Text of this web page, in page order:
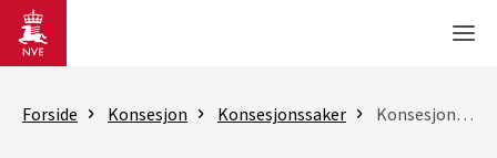
Gå til hovedinnhold
Forside Konsesjon Konsesjonssaker Konsesjonssak